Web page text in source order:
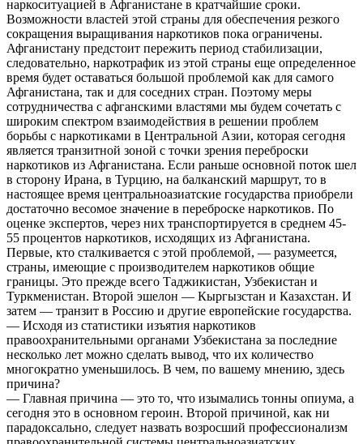
наркоситуацией в Афганистане в кратчайшие сроки.
Возможности властей этой страны для обеспечения резкого
сокращения выращивания наркотиков пока ограничены.
Афганистану предстоит пережить период стабилизации,
следовательно, наркотрафик из этой страны еще определенное
время будет оставаться большой проблемой как для самого
Афганистана, так и для соседних стран. Поэтому меры
сотрудничества с афганскими властями мы будем сочетать с
широким спектром взаимодействия в решении проблем
борьбы с наркотиками в Центральной Азии, которая сегодня
является транзитной зоной с точки зрения переброски
наркотиков из Афганистана. Если раньше основной поток шел
в сторону Ирана, в Турцию, на балканский маршрут, то в
настоящее время центральноазиатские государства приобрели
достаточно весомое значение в переброске наркотиков. По
оценке экспертов, через них транспортируется в среднем 45-
55 процентов наркотиков, исходящих из Афганистана.
Первые, кто сталкивается с этой проблемой, — разумеется,
страны, имеющие с производителем наркотиков общие
границы. Это прежде всего Таджикистан, Узбекистан и
Туркменистан. Второй эшелон — Кыргызстан и Казахстан. И
затем — транзит в Россию и другие европейские государства.
— Исходя из статистики изъятия наркотиков
правоохранительными органами Узбекистана за последние
несколько лет можно сделать вывод, что их количество
многократно уменьшилось. В чем, по вашему мнению, здесь
причина?
— Главная причина — это то, что изымались тонны опиума, а
сегодня это в основном героин. Второй причиной, как ни
парадоксально, следует назвать возросший профессионализм